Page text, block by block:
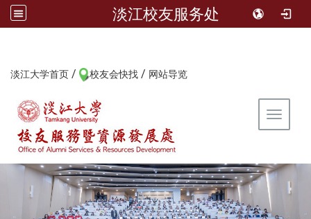
淡江校友服务处
淡江大学首页 / 校友会快找 / 网站导览
Toggle